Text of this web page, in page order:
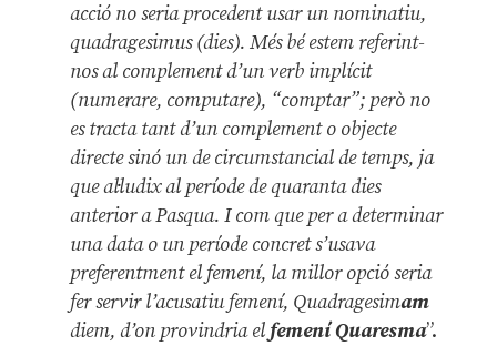
acció no seria procedent usar un nominatiu,
quadragesimus (dies). Més bé estem referint-
nos al complement d’un verb implícit
(numerare, computare), “comptar”; però no
es tracta tant d’un complement o objecte
directe sinó un de circumstancial de temps, ja
que al·ludix al període de quaranta dies
anterior a Pasqua. I com que per a determinar
una data o un període concret s’usava
preferentment el femení, la millor opció seria
fer servir l’acusatiu femení, Quadragesimam
diem, d’on provindria el femení Quaresma”.